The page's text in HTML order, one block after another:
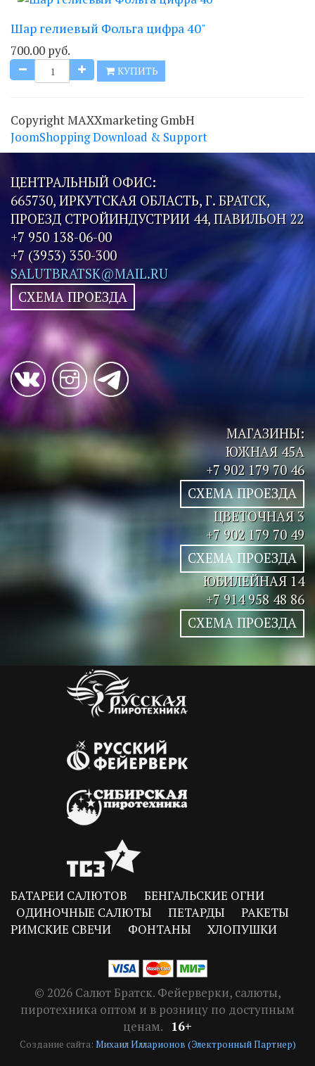
Шар гелиевый Фольга цифра 40"
700.00 руб.
КУПИТЬ
Copyright MAXXmarketing GmbH
JoomShopping Download & Support
ЦЕНТРАЛЬНЫЙ ОФИС:
665730, ИРКУТСКАЯ ОБЛАСТЬ, Г. БРАТСК,
ПРОЕЗД СТРОЙИНДУСТРИИ 44, ПАВИЛЬОН 22
+7 950 138-06-00
+7 (3953) 350-300
SALUTBRATSK@MAIL.RU
СХЕМА ПРОЕЗДА
МАГАЗИНЫ:
ЮЖНАЯ 45А
+7 902 179 70 46
СХЕМА ПРОЕЗДА
ЦВЕТОЧНАЯ 3
+7 902 179 70 49
СХЕМА ПРОЕЗДА
ЮБИЛЕЙНАЯ 14
+7 914 958 48 86
СХЕМА ПРОЕЗДА
БАТАРЕИ САЛЮТОВ
БЕНГАЛЬСКИЕ ОГНИ
ОДИНОЧНЫЕ САЛЮТЫ
ПЕТАРДЫ
РАКЕТЫ
РИМСКИЕ СВЕЧИ
ФОНТАНЫ ХЛОПУШКИ
© 2026 Салют Братск. Фейерверки, салюты,
пиротехника оптом и в розницу по доступным
ценам. 16+
Создание сайта: Михаил Илларионов (Электронный Партнер)